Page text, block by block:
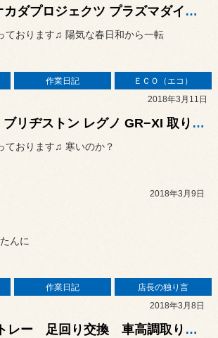
BMW X1 オカダプロジェクツ プラズマダイレクト＆プラグ 取り付け
ております♫ 陽気な春日和から一転
作業日記
ＥＣＯ（エコ）
2018年3月11日
トヨタ SAI ブリヂストン レグノ GR−XI 取り付け♫
ております♫ 寒いのか？
2018年3月9日
んに
作業日記
店長の独り言
2018年3月8日
ダイハツ アトレー 足回り交換 車高調取り付け